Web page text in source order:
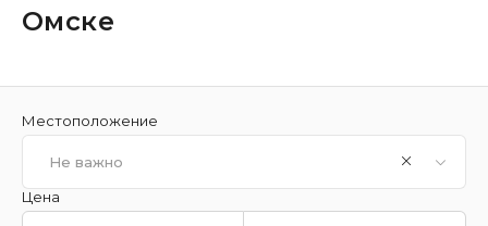
Омске
Местоположение
Не важно
Цена